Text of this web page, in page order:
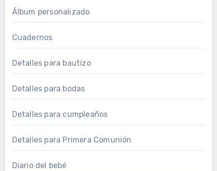
Álbum personalizado
Cuadernos
Detalles para bautizo
Detalles para bodas
Detalles para cumpleaños
Detalles para Primera Comunión
Diario del bebé